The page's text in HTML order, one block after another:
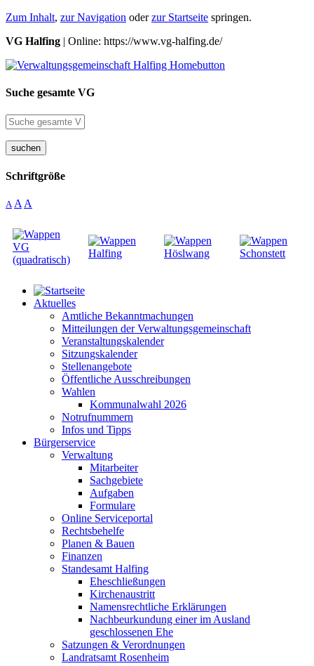
Zum Inhalt, zur Navigation oderzur Startseite springen.
VG Halfing | Online: https://www.vg-halfing.de/
Suche gesamte VG
suchen
Schriftgröße
A A A
Aktuelles
Amtliche Bekanntmachungen
Mitteilungen der Verwaltungsgemeinschaft
Veranstaltungskalender
Sitzungskalender
Stellenangebote
Öffentliche Ausschreibungen
Wahlen
Kommunalwahl 2026
Notrufnummern
Infos und Tipps
Bürgerservice
Verwaltung
Mitarbeiter
Sachgebiete
Aufgaben
Formulare
Online Serviceportal
Rechtsbehelfe
Planen & Bauen
Finanzen
Standesamt Halfing
Eheschließungen
Kirchenaustritt
Namensrechtliche Erklärungen
Nachbeurkundung einer im Ausland
geschlossenen Ehe
Satzungen & Verordnungen
Landratsamt Rosenheim